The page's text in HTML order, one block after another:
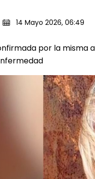
14 Mayo 2026, 06:49
por la misma